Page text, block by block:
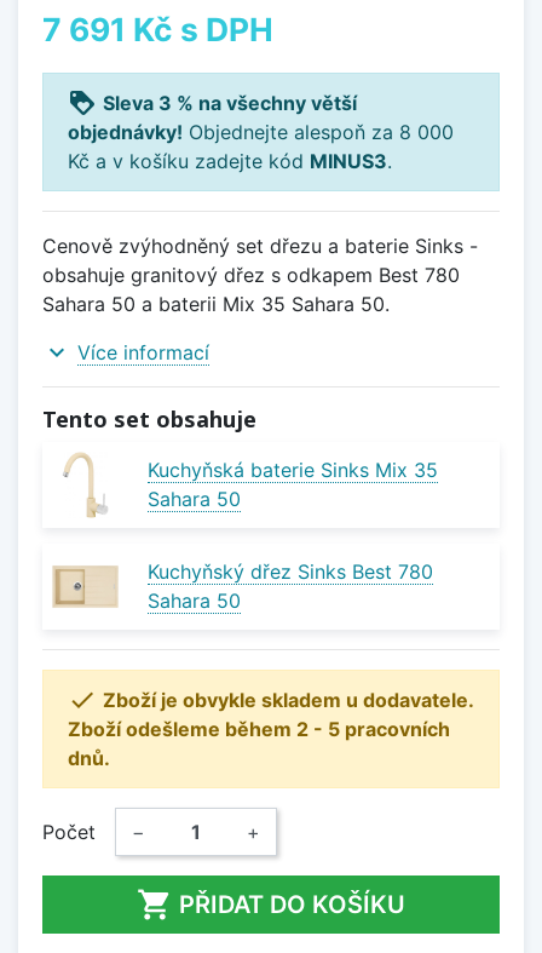
7 691 Kč s DPH
loyalty Sleva 3 % na všechny větší
objednávky! Objednejte alespoň za 8 000
Kč a v košíku zadejte kód MINUS3.
Cenově zvýhodněný set dřezu a baterie Sinks -
obsahuje granitový dřez s odkapem Best 780
Sahara 50 a baterii Mix 35 Sahara 50.
expand_more Více informací
Tento set obsahuje
Kuchyňská baterie Sinks Mix 35
Sahara 50
Kuchyňský dřez Sinks Best 780
Sahara 50
 Zboží je obvykle skladem u dodavatele.
Zboží odešleme během 2 - 5 pracovních
dnů.
Počet − +
 PŘIDAT DO KOŠÍKU